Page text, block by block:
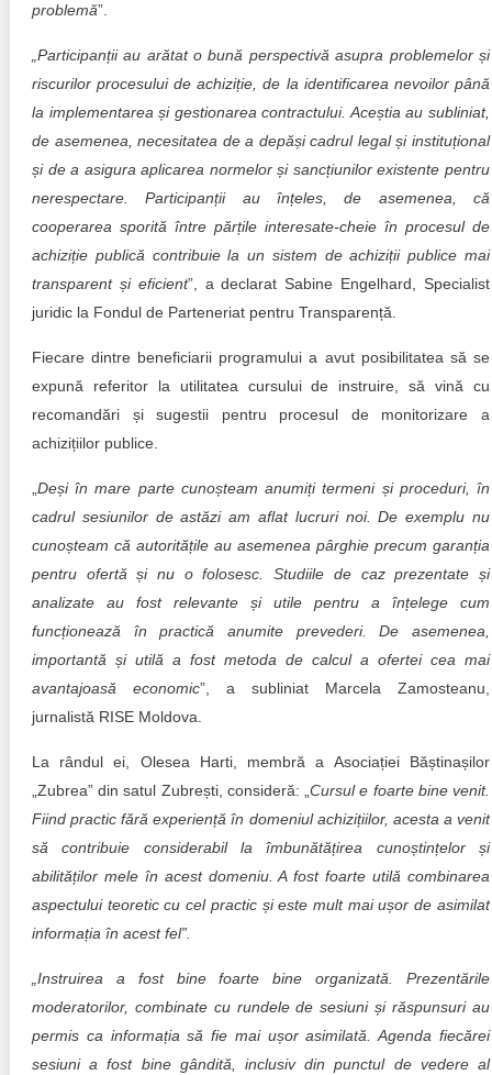
problemă”.
„Participanții au arătat o bună perspectivă asupra problemelor și
riscurilor procesului de achiziție, de la identificarea nevoilor până
la implementarea și gestionarea contractului. Aceștia au subliniat,
de asemenea, necesitatea de a depăși cadrul legal și instituțional
și de a asigura aplicarea normelor și sancțiunilor existente pentru
nerespectare. Participanții au înțeles, de asemenea, că
cooperarea sporită între părțile interesate-cheie în procesul de
achiziție publică contribuie la un sistem de achiziții publice mai
transparent și eficient”, a declarat Sabine Engelhard, Specialist
juridic la Fondul de Parteneriat pentru Transparență.
Fiecare dintre beneficiarii programului a avut posibilitatea să se
expună referitor la utilitatea cursului de instruire, să vină cu
recomandări și sugestii pentru procesul de monitorizare a
achizițiilor publice.
Deși în mare parte cunoșteam anumiți termeni și proceduri, în
cadrul sesiunilor de astăzi am aflat lucruri noi. De exemplu nu
cunoșteam că autoritățile au asemenea pârghie precum garanția
pentru ofertă și nu o folosesc. Studiile de caz prezentate și
analizate au fost relevante și utile pentru a înțelege cum
funcționează în practică anumite prevederi. De asemenea,
importantă și utilă a fost metoda de calcul a ofertei cea mai
avantajoasă economic”, a subliniat Marcela Zamosteanu,
jurnalistă RISE Moldova.
La rândul ei, Olesea Harti, membră a Asociației Băștinașilor
„Zubrea” din satul Zubrești, consideră: „Cursul e foarte bine venit.
Fiind practic fără experiență în domeniul achizițiilor, acesta a venit
să contribuie considerabil la îmbunătățirea cunoștințelor și
abilităților mele în acest domeniu. A fost foarte utilă combinarea
aspectului teoretic cu cel practic și este mult mai ușor de asimilat
informația în acest fel”.
„Instruirea a fost bine foarte bine organizată. Prezentările
moderatorilor, combinate cu rundele de sesiuni și răspunsuri au
permis ca informația să fie mai ușor asimilată. Agenda fiecărei
sesiuni a fost bine gândită, inclusiv din punctul de vedere al